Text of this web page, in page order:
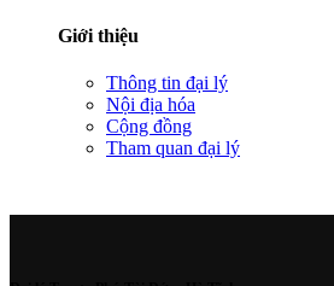
Giới thiệu
Thông tin đại lý
Nội địa hóa
Cộng đồng
Tham quan đại lý